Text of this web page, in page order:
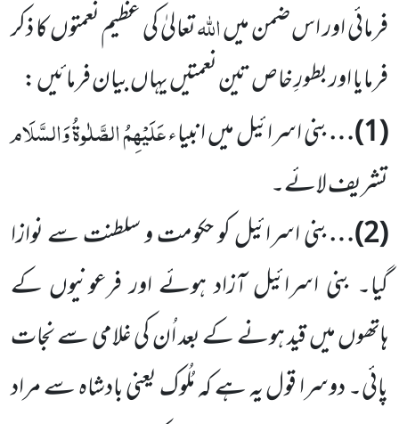
فرمائی اور اس ضمن میںاللہتعالیٰ کی عظیم نعمتوں کا ذکر
فرمایا اور بطورِ خاص تین نعمتیں یہاں بیان فرمائیں :
(
1
)…بنی اسرائیل میں انبیاءعَلَیْہِمُ الصَّلٰوۃُ وَالسَّلَام
تشریف لائے۔
(
2
)…بنی اسرائیل کو حکومت و سلطنت سے نوازا
گیا۔ بنی اسرائیل آزاد ہوئے اور فرعونیوں کے
ہاتھوں میں قید ہونےکے بعد اُن کی غلامی سے نجات
پائی۔ دوسرا قول یہ ہے کہ مُلُوک یعنی بادشاہ سے مراد